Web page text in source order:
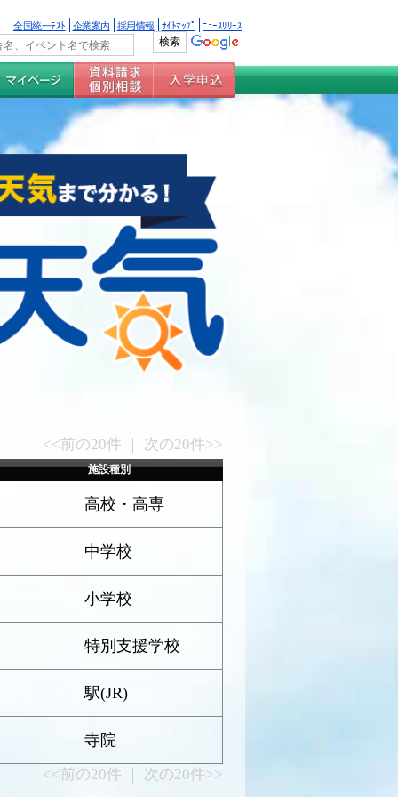
全国統一ﾃｽﾄ 企業案内 採用情報 ｻｲﾄﾏｯﾌﾟ ﾆｭｰｽﾘﾘｰｽ
<<前の20件 ｜ 次の20件>>
施設種別
高校・高専
中学校
小学校
特別支援学校
駅(JR)
寺院
<<前の20件 ｜ 次の20件>>